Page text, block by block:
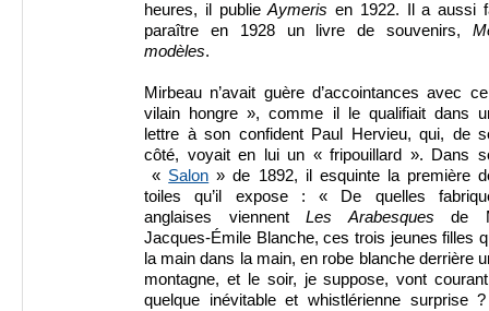
heures, il publieAymerisen 1922. Il a aussi
paraître en 1928 un livre de souvenirs,
modèles.
Mirbeau n’avait guère d’accointances avec
vilain hongre », comme il le qualifiait dans
lettre à son confident Paul Hervieu, qui, de
côté, voyait en lui un « fripouillard ». Dans
« Salon » de 1892, il esquinte la première
toiles qu’il expose : « De quelles
anglaises viennentLes Arabesques de
Jacques-Émile Blanche, ces trois jeunes filles
la main dans la main, en robe blanche derrière
montagne, et le soir, je suppose, vont
quelque inévitable et whistlérienne surprise